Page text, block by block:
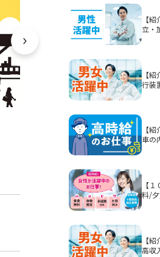
【
立・
【
行装
【
車の
【
料/
【
高収